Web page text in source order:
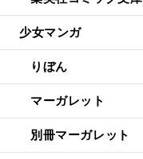
少女マンガ
りぼん
マーガレット
別冊マーガレット